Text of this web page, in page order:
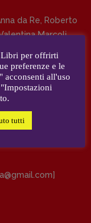
da Re
Roberto
Marcoli,
Libri per offrirti
preferenze e le
acconsenti all'uso
tutti